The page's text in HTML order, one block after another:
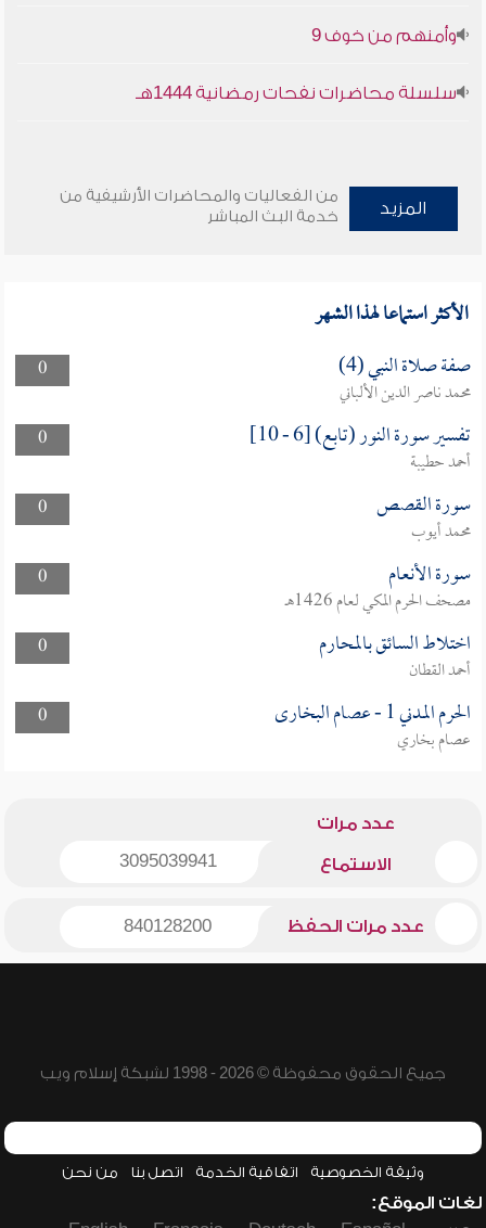
وأمنهم من خوف 9
سلسلة محاضرات نفحات رمضانية 1444هـ
المزيد
من الفعاليات والمحاضرات الأرشيفية من
خدمة البث المباشر
الأكثر استماعا لهذا الشهر
0 صفة صلاة النبي (4)
محمد ناصر الدين الألباني
0
تفسير سورة النور (تابع) [6 - 10]
أحمد حطيبة
0
سورة القصص
محمد أيوب
0
سورة الأنعام
مصحف الحرم المكي لعام 1426هـ
0
اختلاط السائق بالمحارم
أحمد القطان
0
الحرم المدني 1 - عصام البخارى
عصام بخاري
عدد مرات
الاستماع 3095039941
عدد مرات الحفظ 840128200
جميع الحقوق محفوظة © 2026 - 1998 لشبكة إسلام ويب
وثيقة الخصوصية اتفاقية الخدمة اتصل بنا من نحن
لغات الموقع: